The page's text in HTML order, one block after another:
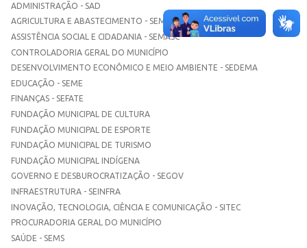
ADMINISTRAÇÃO - SAD
AGRICULTURA E ABASTECIMENTO - SEMAA
ASSISTÊNCIA SOCIAL E CIDADANIA - SEMASC
CONTROLADORIA GERAL DO MUNICÍPIO
DESENVOLVIMENTO ECONÔMICO E MEIO AMBIENTE - SEDEMA
EDUCAÇÃO - SEME
FINANÇAS - SEFATE
FUNDAÇÃO MUNICIPAL DE CULTURA
FUNDAÇÃO MUNICIPAL DE ESPORTE
FUNDAÇÃO MUNICIPAL DE TURISMO
FUNDAÇÃO MUNICIPAL INDÍGENA
GOVERNO E DESBUROCRATIZAÇÃO - SEGOV
INFRAESTRUTURA - SEINFRA
INOVAÇÃO, TECNOLOGIA, CIÊNCIA E COMUNICAÇÃO - SITEC
PROCURADORIA GERAL DO MUNICÍPIO
SAÚDE - SEMS